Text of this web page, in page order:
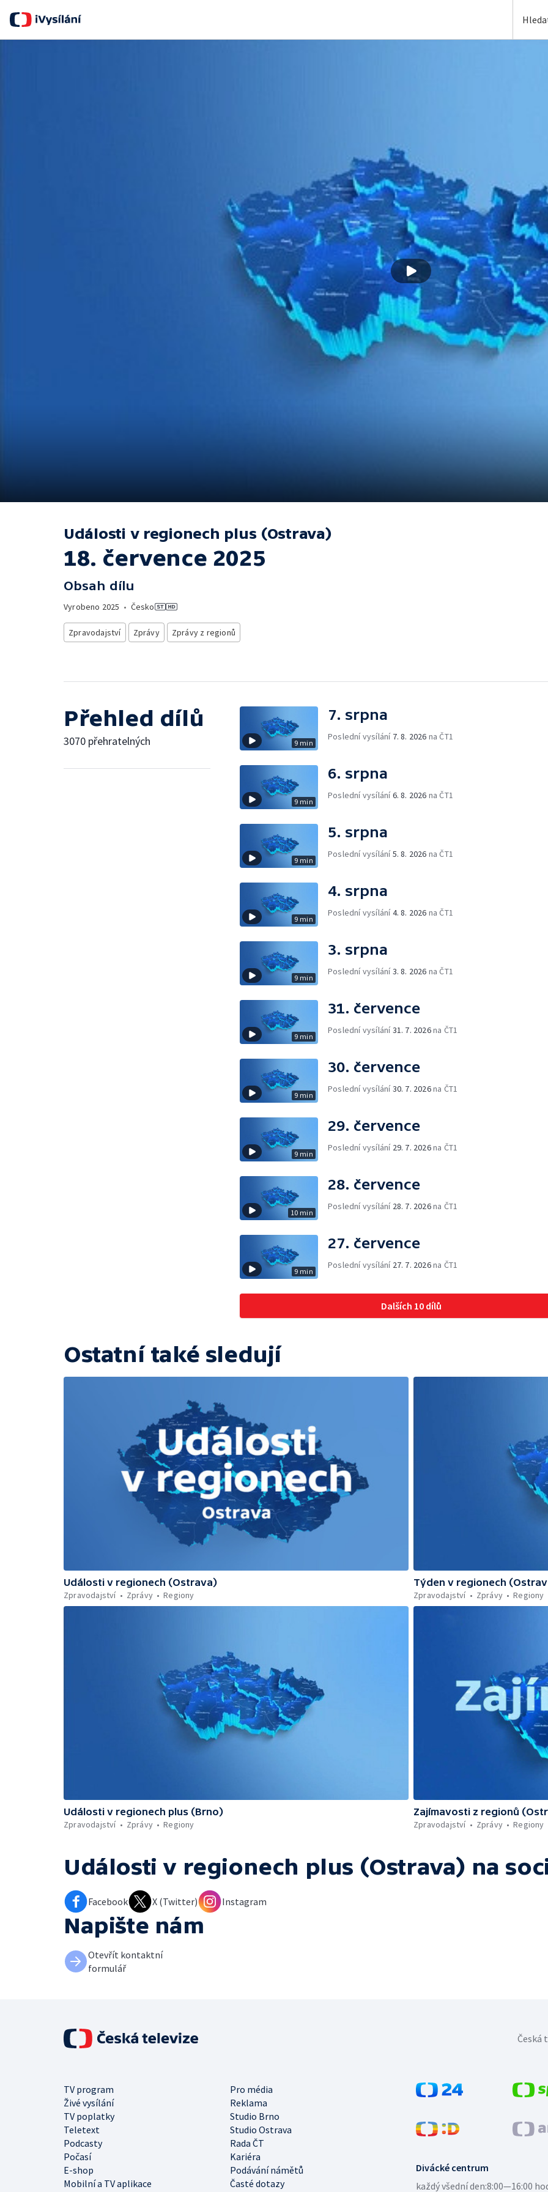
Události v regionech plus (Ostrava)
18. července 2025
Obsah dílu
Vyrobeno 2025 • Česko
Zpravodajství Zprávy Zprávy z regionů
Přehled dílů
3070 přehratelných 9 min
7. srpna
Poslední vysílání 7. 8. 2026 na ČT1
9 min
6. srpna
Poslední vysílání6. 8. 2026 na ČT1
9 min
5. srpna
Poslední vysílání5. 8. 2026 na ČT1
9 min
4. srpna
Poslední vysílání4. 8. 2026 na ČT1
9 min
3. srpna
Poslední vysílání3. 8. 2026 na ČT1
9 min
31. července
Poslední vysílání31. 7. 2026na ČT1
9 min
30. července
Poslední vysílání30. 7. 2026na ČT1
9 min
29. července
Poslední vysílání 29. 7. 2026na ČT1
10 min
28. července
Poslední vysílání 28. 7. 2026na ČT1
9 min
27. července
Poslední vysílání 27. 7. 2026na ČT1
Dalších 10 dílů
Ostatní také sledují
Události v regionech (Ostrava)
Zpravodajství
Zprávy Regiony
Týden v regionech
Zpravodajství
Zprávy Regiony
Události v regionech plus (Brno)
Zpravodajství
Zprávy Regiony
Zajímavosti z regionů
Zpravodajství
Zprávy Regiony
Události v regionech plus (Ostrava) na
Facebook X (Twitter) Instagram
Napište nám
Otevřít kontaktní
formulář
Divácké centrum
každý všední den:8:00—16:00
TV program
Pro média
Živé vysílání
Reklama
TV poplatky
Studio Brno
Teletext
Studio Ostrava
Podcasty
Rada ČT
Počasí
Kariéra
E-shop
Podávání námětů
Mobilní a TV aplikace
Časté dotazy
Česká